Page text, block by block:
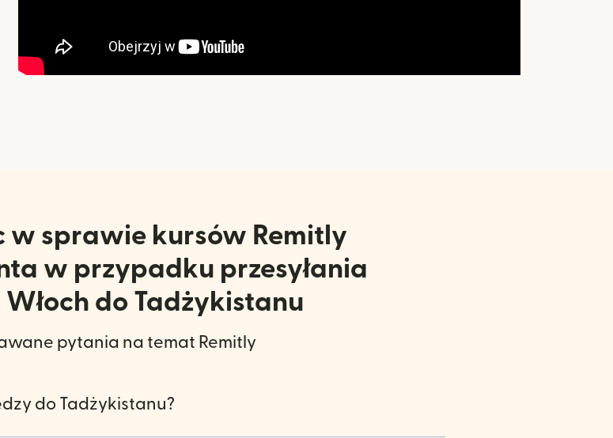
w sprawie kursów Remitly
w przypadku przesyłania
do Tadżykistanu
pytania na temat Remitly
do Tadżykistanu?